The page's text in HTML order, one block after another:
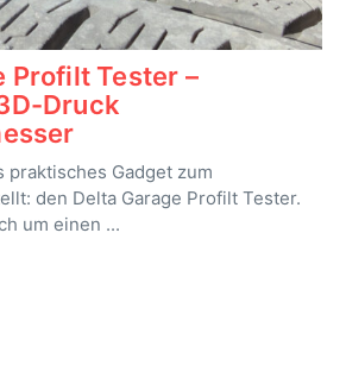
Profilt Tester –
Druck
praktisches Gadget zum
den Delta Garage Profilt Tester.
um einen ...